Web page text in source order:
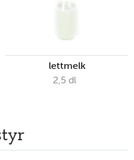
lettmelk
2,5 dl